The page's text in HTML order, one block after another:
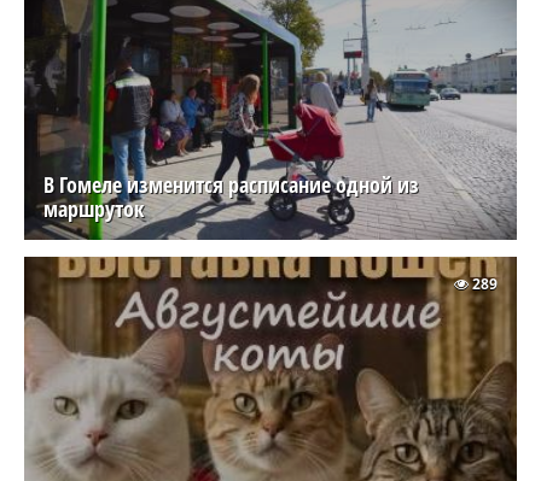
В Гомеле изменится расписание одной из
маршруток
289